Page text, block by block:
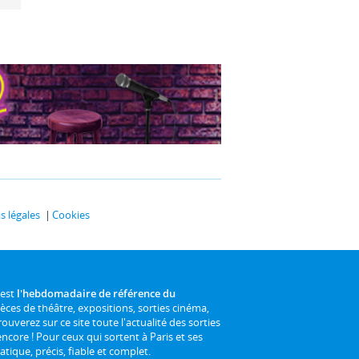
légales Cookies
l'hebdomadaire de référence du
de théâtre, expositions, sorties cinéma,
sur ce site toute l'actualité des sorties
! Pour ceux qui sortent à Paris et ses
précis, fiable et complet.